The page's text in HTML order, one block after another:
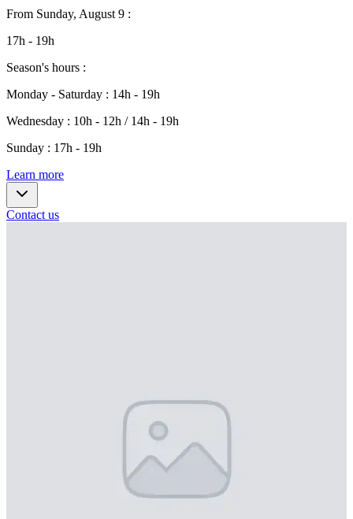
From Sunday, August 9 :
17h - 19h
Season's hours :
Monday - Saturday : 14h - 19h
Wednesday : 10h - 12h / 14h - 19h
Sunday : 17h - 19h
Learn more
Contact us